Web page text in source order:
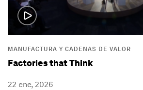
MANUFACTURA Y CADENAS DE VALOR
Factories that Think
22 ene, 2026